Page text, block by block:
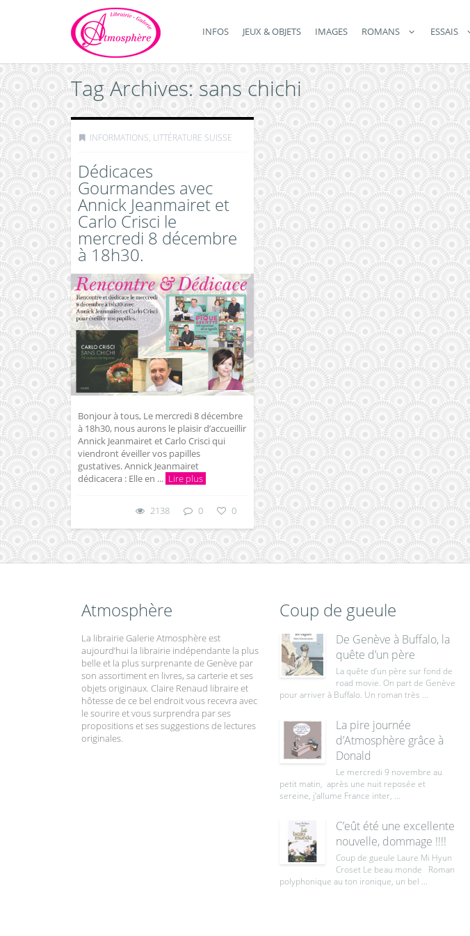
INFOS JEUX & OBJETS IMAGES ROMANS ESSAIS
Tag Archives: sans chichi
INFORMATIONS, LITTÉRATURE SUISSE
Dédicaces
Gourmandes avec
Annick Jeanmairet et
Carlo Crisci le
mercredi 8 décembre
à 18h30.
Bonjour à tous, Le mercredi 8 décembre
à 18h30, nous aurons le plaisir d’accueillir
Annick Jeanmairet et Carlo Crisci qui
viendront éveiller vos papilles
gustatives. Annick Jeanmairet
dédicacera : Elle en ... Lire plus
2138 0 0
Atmosphère
La librairie Galerie Atmosphère est
aujourd’hui la librairie indépendante la plus
belle et la plus surprenante de Genève par
son assortiment en livres, sa carterie et ses
objets originaux. Claire Renaud libraire et
hôtesse de ce bel endroit vous recevra avec
le sourire et vous surprendra par ses
propositions et ses suggestions de lectures
originales.
Coup de gueule
De Genève à Buffalo, la
quête d’un père
La quête d’un père sur fond de
road movie. On part de Genève
pour arriver à Buffalo. Un roman très ...
La pire journée
d’Atmosphère grâce à
Donald
Le mercredi 9 novembre au
petit matin, après une nuit reposée et
sereine, j’allume France inter, ...
C’eût été une excellente
nouvelle, dommage !!!!
Coup de gueule Laure Mi Hyun
Croset Le beau monde Roman
polyphonique au ton ironique, un bel ...